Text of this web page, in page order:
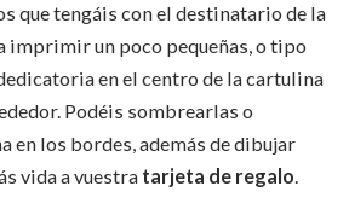
que tengáis con el destinatario de la
imprimir un poco pequeñas, o tipo
en el centro de la cartulina
Podéis sombrearlas o
los bordes, además de dibujar
vida a vuestra tarjeta de regalo.